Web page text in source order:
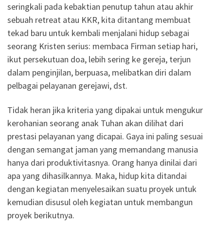
seringkali pada kebaktian penutup tahun atau akhir
sebuah retreat atau KKR, kita ditantang membuat
tekad baru untuk kembali menjalani hidup sebagai
seorang Kristen serius: membaca Firman setiap hari,
ikut persekutuan doa, lebih sering ke gereja, terjun
dalam penginjilan, berpuasa, melibatkan diri dalam
pelbagai pelayanan gerejawi, dst.
Tidak heran jika kriteria yang dipakai untuk mengukur
kerohanian seorang anak Tuhan akan dilihat dari
prestasi pelayanan yang dicapai. Gaya ini paling sesuai
dengan semangat jaman yang memandang manusia
hanya dari produktivitasnya. Orang hanya dinilai dari
apa yang dihasilkannya. Maka, hidup kita ditandai
dengan kegiatan menyelesaikan suatu proyek untuk
kemudian disusul oleh kegiatan untuk membangun
proyek berikutnya.